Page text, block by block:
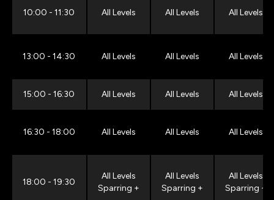
10:00 - 11:30 All Levels All Levels All Levels
13:00 - 14:30 All Levels All Levels All Levels
15:00 - 16:30 All Levels All Levels All Levels
16:30 - 18:00 All Levels All Levels All Levels
18:00 - 19:30
All Levels
Sparring +
All Levels
Sparring +
All Levels
Sparring +